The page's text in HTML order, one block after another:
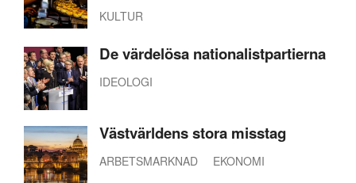
KULTUR
De värdelösa nationalistpartierna
IDEOLOGI
Västvärldens stora misstag
ARBETSMARKNAD EKONOMI